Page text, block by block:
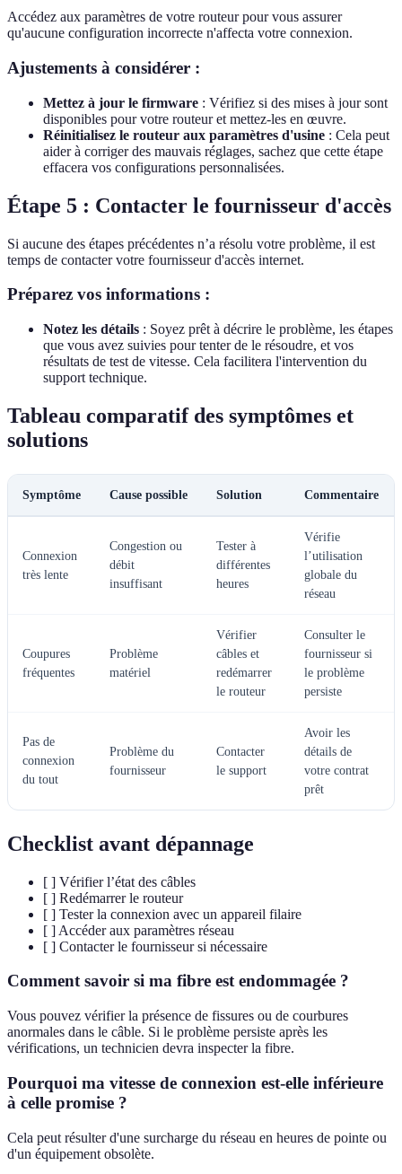
Accédez aux paramètres de votre routeur pour vous assurer
qu'aucune configuration incorrecte n'affecta votre connexion.
Ajustements à considérer :
Mettez à jour le firmware : Vérifiez si des mises à jour sont
disponibles pour votre routeur et mettez-les en œuvre.
Réinitialisez le routeur aux paramètres d'usine : Cela peut
aider à corriger des mauvais réglages, sachez que cette étape
effacera vos configurations personnalisées.
Étape 5 : Contacter le fournisseur d'accès
Si aucune des étapes précédentes n’a résolu votre problème, il est
temps de contacter votre fournisseur d'accès internet.
Préparez vos informations :
Notez les détails : Soyez prêt à décrire le problème, les étapes
que vous avez suivies pour tenter de le résoudre, et vos
résultats de test de vitesse. Cela facilitera l'intervention du
support technique.
Tableau comparatif des symptômes et
solutions
Symptôme Cause possible Solution Commentaire
Connexion
très lente
Congestion ou
débit
insuffisant
Tester à
différentes
heures
Vérifie
l’utilisation
globale du
réseau
Coupures
fréquentes
Problème
matériel
Vérifier
câbles et
redémarrer
le routeur
Consulter le
fournisseur si
le problème
persiste
Pas de
connexion
du tout
Problème du
fournisseur
Contacter
le support
Avoir les
détails de
votre contrat
prêt
Checklist avant dépannage
[ ] Vérifier l’état des câbles
[ ] Redémarrer le routeur
[ ] Tester la connexion avec un appareil filaire
[ ] Accéder aux paramètres réseau
[ ] Contacter le fournisseur si nécessaire
Comment savoir si ma fibre est endommagée ?
Vous pouvez vérifier la présence de fissures ou de courbures
anormales dans le câble. Si le problème persiste après les
vérifications, un technicien devra inspecter la fibre.
Pourquoi ma vitesse de connexion est-elle inférieure
à celle promise ?
Cela peut résulter d'une surcharge du réseau en heures de pointe ou
d'un équipement obsolète.